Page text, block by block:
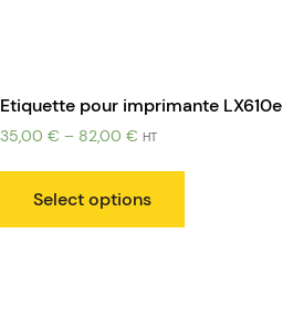
Etiquette pour imprimante LX610e
35,00 € – 82,00 € HT
Select options